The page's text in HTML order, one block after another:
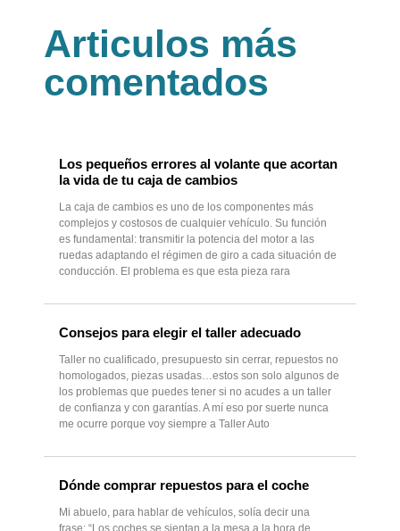
Articulos más
comentados
Los pequeños errores al volante que acortan
la vida de tu caja de cambios
La caja de cambios es uno de los componentes más
complejos y costosos de cualquier vehículo. Su función
es fundamental: transmitir la potencia del motor a las
ruedas adaptando el régimen de giro a cada situación de
conducción. El problema es que esta pieza rara
Consejos para elegir el taller adecuado
Taller no cualificado, presupuesto sin cerrar, repuestos no
homologados, piezas usadas…estos son solo algunos de
los problemas que puedes tener si no acudes a un taller
de confianza y con garantías. A mí eso por suerte nunca
me ocurre porque voy siempre a Taller Auto
Dónde comprar repuestos para el coche
Mi abuelo, para hablar de vehículos, solía decir una
frase: “Los coches se sientan a la mesa a la hora de